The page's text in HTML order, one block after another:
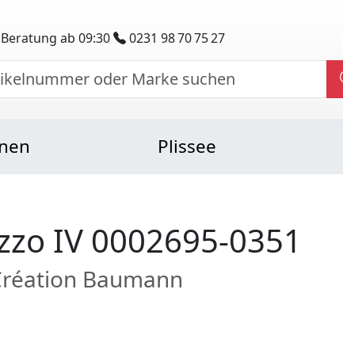
Beratung ab 09:30 0231 98 70 75 27
Plissee
IV 0002695-0351
Baumann